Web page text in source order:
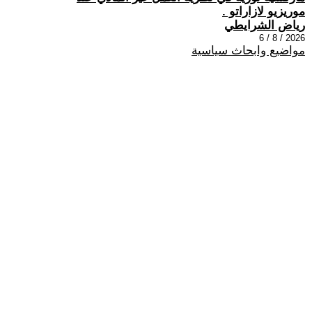
موريزيو لازاراتو .
رياض الشرايطي
2026 / 8 / 6
مواضيع وابحاث سياسية